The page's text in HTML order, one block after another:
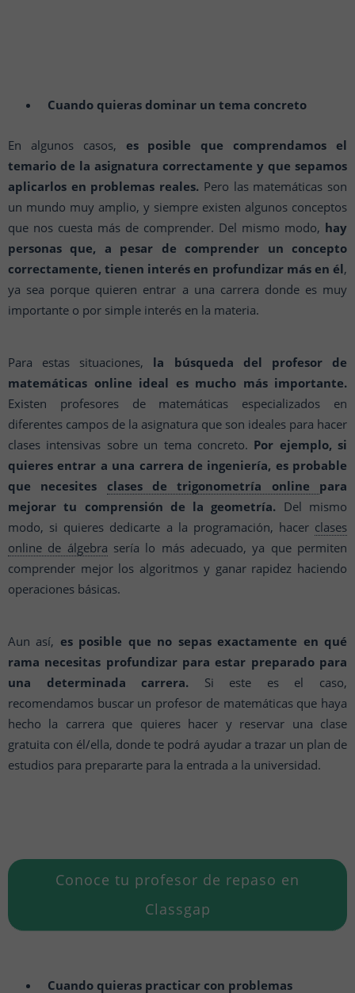
Cuando quieras dominar un tema concreto
En algunos casos, es posible que comprendamos el
temario de la asignatura correctamente y que sepamos
aplicarlos en problemas reales. Pero las matemáticas son
un mundo muy amplio, y siempre existen algunos conceptos
que nos cuesta más de comprender. Del mismo modo, hay
personas que, a pesar de comprender un concepto
correctamente, tienen interés en profundizar más en él,
ya sea porque quieren entrar a una carrera donde es muy
importante o por simple interés en la materia.
Para estas situaciones, la búsqueda del profesor de
matemáticas online ideal es mucho más importante.
Existen profesores de matemáticas especializados en
diferentes campos de la asignatura que son ideales para hacer
clases intensivas sobre un tema concreto. Por ejemplo, si
quieres entrar a una carrera de ingeniería, es probable
que necesites clases de trigonometría online para
mejorar tu comprensión de la geometría. Del mismo
modo, si quieres dedicarte a la programación, hacer clases
online de álgebra sería lo más adecuado, ya que permiten
comprender mejor los algoritmos y ganar rapidez haciendo
operaciones básicas.
Aun así, es posible que no sepas exactamente en qué
rama necesitas profundizar para estar preparado para
una determinada carrera. Si este es el caso,
recomendamos buscar un profesor de matemáticas que haya
hecho la carrera que quieres hacer y reservar una clase
gratuita con él/ella, donde te podrá ayudar a trazar un plan de
estudios para prepararte para la entrada a la universidad.
Conoce tu profesor de repaso en
Classgap
Cuando quieras practicar con problemas